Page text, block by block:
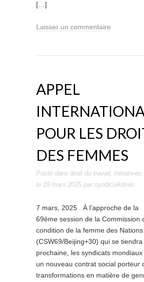
[…]
Laisser un commentaire
APPEL
POUR LES
DES FEMMES
Posté dans droit du travail, Initiatives,
le 19 mars 2025 par syndicoAdmin.
7 mars, 2025 . À l’approche de la
69ème session de la Commission
condition de la femme des
(CSW69/Beijing+30) qui se
prochaine, les syndicats
un nouveau contrat social porteur
transformations en matière de